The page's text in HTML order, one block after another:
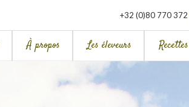
+32 (0)80 770 372
À propos Les éleveurs Recettes